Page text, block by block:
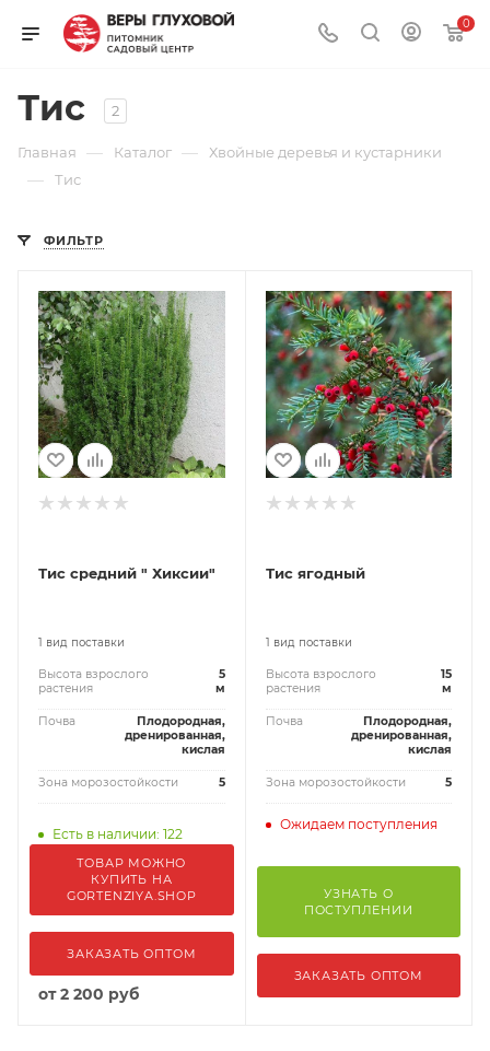
0
Тис 2
Главная — Каталог — Хвойные деревья и кустарники
— Тис
ФИЛЬТР
Тис средний " Хиксии"
1 вид поставки
Высота взрослого
растения
5
м
Почва
Плодородная,
дренированная,
кислая
Зона морозостойкости 5
Есть в наличии: 122
ТОВАР МОЖНО
КУПИТЬ НА
GORTENZIYA.SHOP
ЗАКАЗАТЬ ОПТОМ
от2 200 руб
Тис ягодный
1 вид поставки
Высота взрослого
растения
15
м
Почва
Плодородная,
дренированная,
кислая
Зона морозостойкости 5
Ожидаем поступления
УЗНАТЬ О
ПОСТУПЛЕНИИ
ЗАКАЗАТЬ ОПТОМ